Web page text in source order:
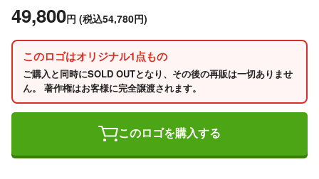
49,800円 (税込54,780円)
このロゴはオリジナル1点もの
ご購入と同時にSOLD OUTとなり、その後の再販は一切ありませ
ん。 著作権はお客様に完全譲渡されます。
このロゴを購入する